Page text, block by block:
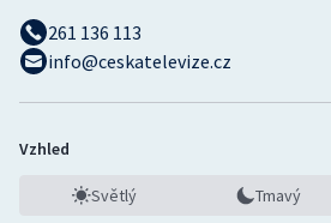
261 136 113
info@ceskatelevize.cz
Vzhled
Světlý Tmavý